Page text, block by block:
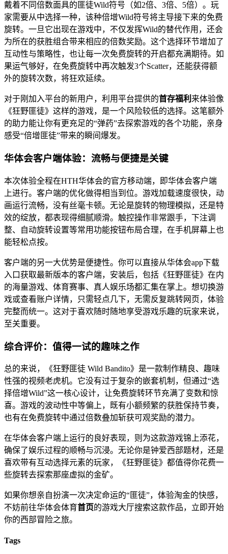
戴着不同倍数面具的匪徒Wild符号（如2倍、3倍、5倍）。玩
家需要从中选择一种，该种倍增Wild符号将主导接下来的免费
旋转。一旦它出现在游戏中，不仅发挥Wild的替代作用，还会
为所在的获胜组合带来相应的倍数奖励。这个选择环节增加了
互动性与策略性，也让每一次免费旋转的开启都充满期待。如
果运气够好，在免费旋转中再次触发3个Scatter，还能获得额
外的旋转次数，将狂欢延续。
对于刚加入平台的新用户，利用平台提供的首存福利 来体验像
《狂野匪徒》这样的游戏，是一个风险较低的选择。这笔额外
的助力能让你有更充足的“弹药”去探索游戏的各个功能，亲身
感受“倍增匪徒”带来的瞬间爆发。
华体会客户端体验：流畅与便捷是关键
本次体验全程在HTH华体会的官方移动端，即华体会客户端
上进行。客户端的优化做得相当到位。游戏加载速度很快，动
画运行流畅，没有丝毫卡顿。无论是旋转的物理模拟，还是特
效的绽放，都表现得细腻顺滑。触控操作非常跟手，下注调
整、自动旋转设置等常用功能按钮布局合理，在手机屏幕上也
能轻松点按。
客户端的另一大优势是便捷性。你可以直接从华体会app下载
入口获取最新版本的客户端，安装后，包括《狂野匪徒》在内
的海量游戏、体育赛事、真人娱乐场都汇集在掌上。想切换游
戏或查看账户详情，只需轻点几下，无需反复跳转网页，体验
完整而统一。这对于喜欢随时随地享受游戏乐趣的玩家来说，
至关重要。
综合评价：值得一试的趣味之作
总的来说，《狂野匪徒 Wild Bandito》是一款制作精良、趣味
性强的视频老虎机。它没有过于复杂的嵌套机制，但通过“选
择倍增Wild”这一核心设计，让免费旋转环节充满了变数和惊
喜。游戏的波动性中等偏上，既有小额频繁的获胜保持节奏，
也有在免费旋转中通过倍数叠加斩获可观奖励的潜力。
在华体会客户端上运行的良好表现，则为这款游戏锦上添花，
确保了娱乐过程的顺畅与沉浸。无论你是钟爱西部题材，还是
喜欢带有互动选择元素的玩家，《狂野匪徒》都值得你花费一
些旋转去探索那座虚拟的金矿。
如果你想亲自扮演一次决定命运的“匪徒”，体验淘金的快感，
不妨前往华体会体育首页的游戏大厅搜索这款作品，立即开始
你的西部冒险之旅。
Tags